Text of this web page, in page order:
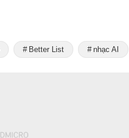
Better List nhạc AI